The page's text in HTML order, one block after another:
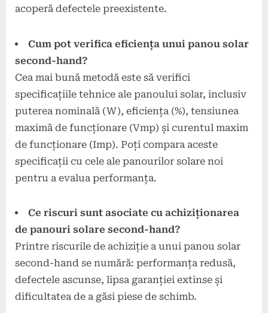
acoperă defectele preexistente.
Cum pot verifica eficiența unui panou solar
second-hand?
Cea mai bună metodă este să verifici
specificațiile tehnice ale panoului solar, inclusiv
puterea nominală (W), eficiența (%), tensiunea
maximă de funcționare (Vmp) și curentul maxim
de funcționare (Imp). Poți compara aceste
specificații cu cele ale panourilor solare noi
pentru a evalua performanța.
Ce riscuri sunt asociate cu achiziționarea
de panouri solare second-hand?
Printre riscurile de achiziție a unui panou solar
second-hand se numără: performanța redusă,
defectele ascunse, lipsa garanției extinse și
dificultatea de a găsi piese de schimb.